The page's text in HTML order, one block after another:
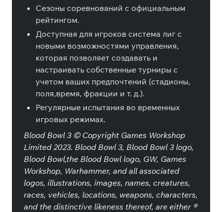
Сезоны соревнований с официальным
рейтингом.
Доступная для игроков система лиг с
новыми возможностями управления,
которая позволяет создавать и
настраивать собственные турниры с
учетом ваших предпочтений (стадионы,
поля,время, фракции и т. д.).
Регулярные испытания во временных
игровых режимах.
Blood Bowl 3 © Copyright Games Workshop
Limited 2023. Blood Bowl 3, Blood Bowl 3 logo,
Blood Bowl,the Blood Bowl logo, GW, Games
Workshop, Warhammer, and all associated
logos, illustrations, images, names, creatures,
races, vehicles, locations, weapons, characters,
and the distinctive likeness thereof, are either ®